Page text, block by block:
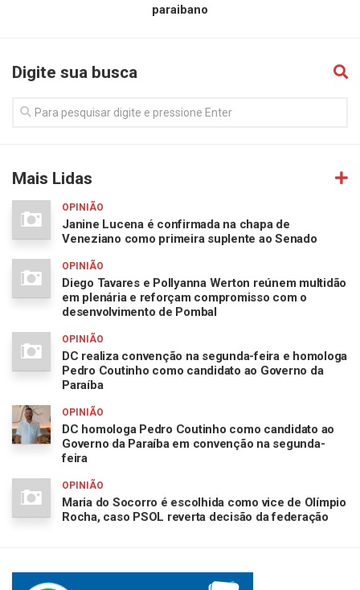
paraibano
Digite sua busca
Mais Lidas
OPINIÃO
Janine Lucena é confirmada na chapa de
Veneziano como primeira suplente ao Senado
OPINIÃO
Diego Tavares e Pollyanna Werton reúnem multidão
em plenária e reforçam compromisso com o
desenvolvimento de Pombal
OPINIÃO
DC realiza convenção na segunda-feira e homologa
Pedro Coutinho como candidato ao Governo da
Paraíba
OPINIÃO
DC homologa Pedro Coutinho como candidato ao
Governo da Paraíba em convenção na segunda-
feira
OPINIÃO
Maria do Socorro é escolhida como vice de Olímpio
Rocha, caso PSOL reverta decisão da federação